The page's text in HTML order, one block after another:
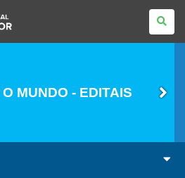
MUNDO - EDITAIS